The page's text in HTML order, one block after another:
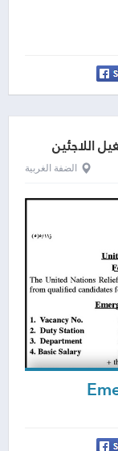
اللاجئين
الضفة الغربية